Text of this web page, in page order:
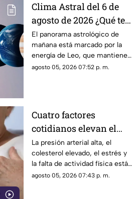
Clima Astral del 6 de
agosto de 2026 ¿Qué te
depara la energía del
día?
El panorama astrológico de
mañana está marcado por la
energía de Leo, que mantiene
el enfoque en la creatividad, la
agosto 05, 2026 07:52 p. m.
Cuatro factores
cotidianos elevan el
riesgo de infarto
La presión arterial alta, el
colesterol elevado, el estrés y
la falta de actividad física están
entre los principales factores
agosto 05, 2026 07:43 p. m.